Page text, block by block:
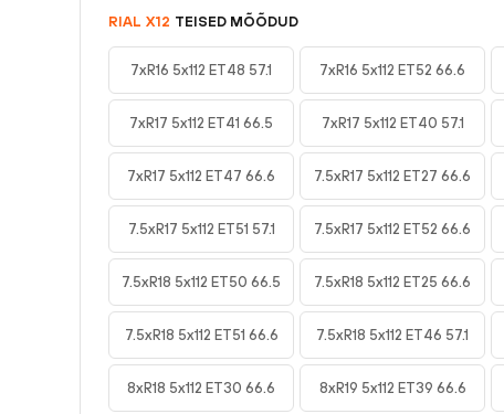
RIAL X12 TEISED MÕÕDUD
7xR16 5x112 ET48 57.1 7xR16 5x112 ET52 66.6
7xR17 5x112 ET41 66.5 7xR17 5x112 ET40 57.1
7xR17 5x112 ET47 66.6 7.5xR17 5x112 ET27 66.6
7.5xR17 5x112 ET51 57.1 7.5xR17 5x112 ET52 66.6
7.5xR18 5x112 ET50 66.5 7.5xR18 5x112 ET25 66.6
7.5xR18 5x112 ET51 66.6 7.5xR18 5x112 ET46 57.1
8xR18 5x112 ET30 66.6 8xR19 5x112 ET39 66.6